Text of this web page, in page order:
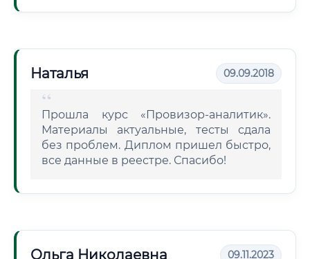
Наталья 09.09.2018
Прошла курс «Провизор-аналитик».
Материалы актуальные, тесты сдала
без проблем. Диплом пришел быстро,
все данные в реестре. Спасибо!
Ольга Николаевна 09.11.2023